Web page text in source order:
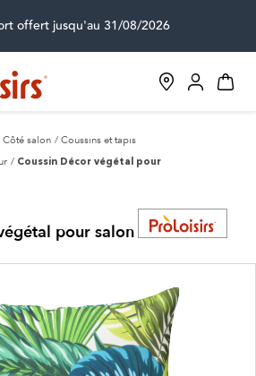
offert jusqu'au 31/08/2026
Côté salon
Coussins et tapis
Coussin Décor végétal pour
pour salon